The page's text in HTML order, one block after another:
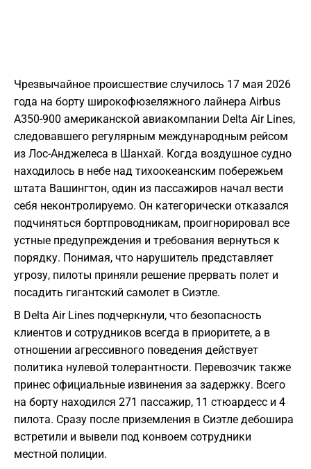
Чрезвычайное происшествие случилось 17 мая 2026
года на борту широкофюзеляжного лайнера Airbus
A350-900 американской авиакомпании Delta Air Lines,
следовавшего регулярным международным рейсом
из Лос-Анджелеса в Шанхай. Когда воздушное судно
находилось в небе над тихоокеанским побережьем
штата Вашингтон, один из пассажиров начал вести
себя неконтролируемо. Он категорически отказался
подчиняться бортпроводникам, проигнорировал все
устные предупреждения и требования вернуться к
порядку. Понимая, что нарушитель представляет
угрозу, пилоты приняли решение прервать полет и
посадить гигантский самолет в Сиэтле.
В Delta Air Lines подчеркнули, что безопасность
клиентов и сотрудников всегда в приоритете, а в
отношении агрессивного поведения действует
политика нулевой толерантности. Перевозчик также
принес официальные извинения за задержку. Всего
на борту находился 271 пассажир, 11 стюардесс и 4
пилота. Сразу после приземления в Сиэтле дебошира
встретили и вывели под конвоем сотрудники
местной полиции.